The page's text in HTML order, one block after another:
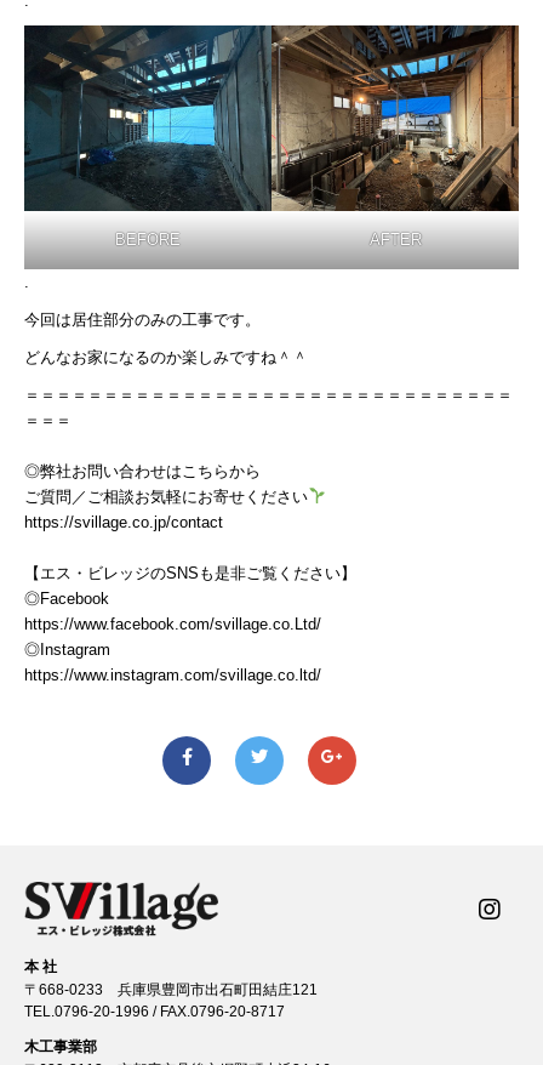
BEFORE AFTER
今回は居住部分のみの工事です。
どんなお家になるのか楽しみですね＾＾
＝＝＝＝＝＝＝＝＝＝＝＝＝＝＝＝＝＝＝＝＝＝＝＝＝＝＝＝＝＝＝
＝＝＝
◎弊社お問い合わせはこちらから
ご質問／ご相談お気軽にお寄せください
https://svillage.co.jp/contact
【エス・ビレッジのSNSも是非ご覧ください】
◎Facebook
https://www.facebook.com/svillage.co.Ltd/
◎Instagram
https://www.instagram.com/svillage.co.ltd/
本 社
〒668-0233 兵庫県豊岡市出石町田結庄121
TEL.0796-20-1996 / FAX.0796-20-8717
木工事業部